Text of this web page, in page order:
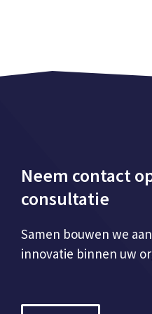
Neem contact
consultatie
Samen bouwen we
innovatie binnen uw